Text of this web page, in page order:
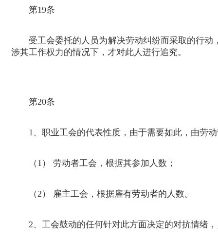
第19条
受工会委托的人员为解决劳动纠纷而采取的行动
涉其工作权力的情况下，才对此人进行追究。
第20条
1、职业工会的代表性质，由于需要如此，由劳
（ 1 ） 劳动者工会，根据其参加人数；
（2 ） 雇主工会，根据雇有劳动者的人数。
2、工会鼓动的任何针对此方面决定的对抗情绪